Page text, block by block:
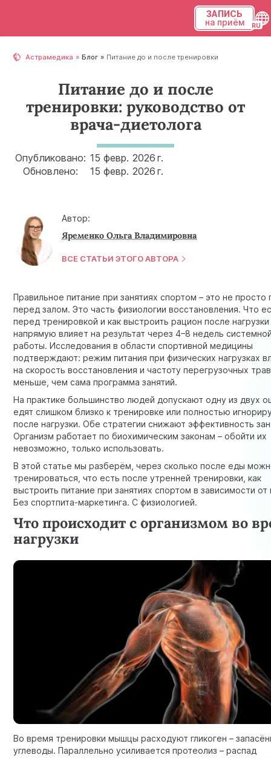
ЗАПИСЬ
на приём
Астрамедика Блог Питание до и после тренировки
Питание до и после
тренировки: руководство от
врача-диетолога
Опубликовано: 15 февр. 2026 г.
Обновлено:
15 февр. 2026 г.
Автор:
Яременко Ольга Владимировна
ВСЕ СТАТЬИ ЭТОГО АВТОРА
Правильное питание при занятиях спортом – это не просто
перед залом. Это часть физиологии восстановления. Что
перед тренировкой и как выстроить рацион после нагрузки
напрямую влияет на результат через 4–8 недель
работы. Исследования в области спортивной медицины
подтверждают: режим питания при физических нагрузках
на скорость восстановления и частоту перегрузочных
меньше, чем сама программа занятий.
На практике большинство людей допускают одну из двух
едят слишком близко к тренировке или полностью
после нагрузки. Обе стратегии снижают эффективность
Организм работает по биохимическим законам – обойти их
невозможно, только использовать.
В этой статье мы разберём, через сколько после еды
тренироваться, что есть после утренней тренировки, как
выстроить питание при занятиях спортом в зависимости от
Без спортпита-маркетинга. С физиологией.
Что происходит с организмом во
нагрузки
Во время тренировки мышцы расходуют гликоген –
углеводы. Параллельно усиливается протеолиз – распад